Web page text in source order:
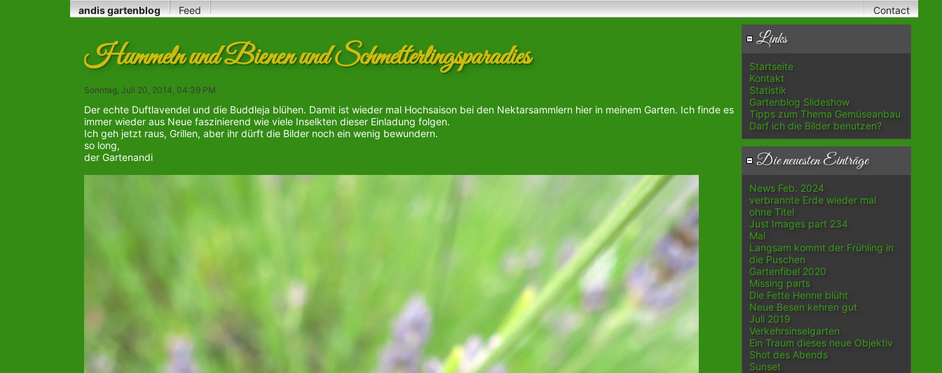
andis gartenblog Feed Contact
Links
Startseite
Kontakt
Statistik
Gartenblog Slideshow
Tipps zum Thema Gemüseanbau
Darf ich die Bilder benutzen?
Die neuesten Einträge
News Feb. 2024
verbrannte Erde wieder mal
ohne Titel
Just Images part 234
Mai
Langsam kommt der Frühling in
die Puschen
Gartenfibel 2020
Missing parts
Die Fette Henne blüht
Neue Besen kehren gut
Juli 2019
Verkehrsinselgarten
Ein Traum dieses neue Objektiv
Shot des Abends
Sunset
Hummeln und Bienen und Schmetterlingsparadies
Sonntag, Juli 20, 2014, 04:39 PM
Der echte Duftlavendel und die Buddleja blühen. Damit ist wieder mal Hochsaison bei den Nektarsammlern hier in meinem Garten. Ich finde es
immer wieder aus Neue faszinierend wie viele Inselkten dieser Einladung folgen.
Ich geh jetzt raus, Grillen, aber ihr dürft die Bilder noch ein wenig bewundern.
so long,
der Gartenandi